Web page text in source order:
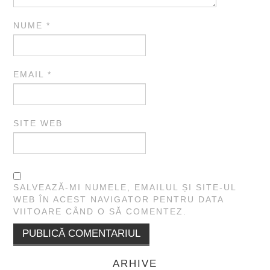
NUME*
EMAIL*
SITE WEB
SALVEAZĂ-MI NUMELE, EMAILUL ȘI SITE-UL
WEB ÎN ACEST NAVIGATOR PENTRU DATA
VIITOARE CÂND O SĂ COMENTEZ.
ARHIVE